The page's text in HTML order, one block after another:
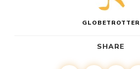
GLOBETROTTER
SHARE